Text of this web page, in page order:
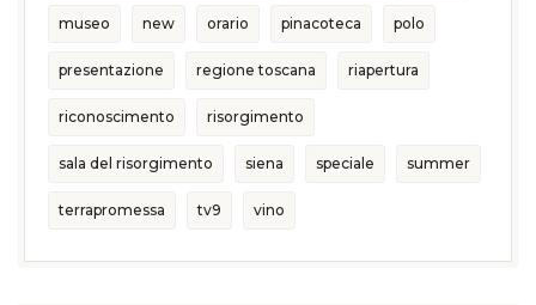
museo new orario pinacoteca polo
presentazione regione toscana riapertura
riconoscimento risorgimento
sala del risorgimento siena speciale summer
terrapromessa tv9 vino